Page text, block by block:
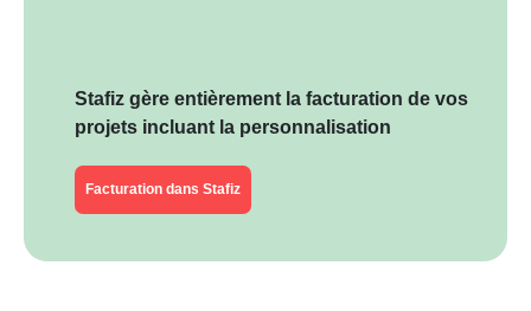
Stafiz gère entièrement la facturation de vos
projets incluant la personnalisation
Facturation dans Stafiz